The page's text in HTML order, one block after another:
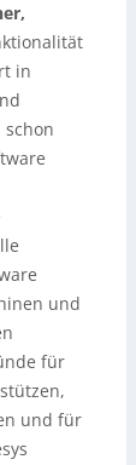
in
und
für
und für